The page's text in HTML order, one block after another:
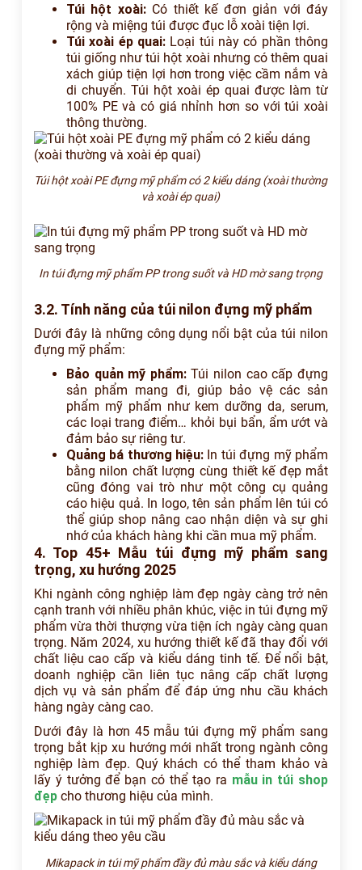
Túi hột xoài:Có thiết kế đơn giản với đáy
rộng và miệng túi được đục lỗ xoài tiện lợi.
Túi xoài ép quai:Loại túi này có phần thông
túi giống như túi hột xoài nhưng có thêm quai
xách giúp tiện lợi hơn trong việc cầm nắm và
di chuyển. Túi hột xoài ép quai được làm từ
100% PE và có giá nhỉnh hơn so với túi xoài
thông thường.
Túi hột xoài PE đựng mỹ phẩm có 2 kiểu dáng (xoài thường
và xoài ép quai)
In túi đựng mỹ phẩm PP trong suốt và HD mờ sang trọng
3.2. Tính năng của túi nilon đựng mỹ phẩm
Dưới đây là những công dụng nổi bật của túi nilon
đựng mỹ phẩm:
Bảo quản mỹ phẩm:Túi nilon cao cấp đựng
sản phẩm mang đi, giúp bảo vệ các sản
phẩm mỹ phẩm như kem dưỡng da, serum,
các loại trang điểm… khỏi bụi bẩn, ẩm ướt và
đảm bảo sự riêng tư.
Quảng bá thương hiệu: In túi đựng mỹ phẩm
bằng nilon chất lượng cùng thiết kế đẹp mắt
cũng đóng vai trò như một công cụ quảng
cáo hiệu quả. In logo, tên sản phẩm lên túi có
thể giúp shop nâng cao nhận diện và sự ghi
nhớ của khách hàng khi cần mua mỹ phẩm.
4. Top 45+ Mẫu túi đựng mỹ phẩm sang
trọng, xu hướng 2025
Khi ngành công nghiệp làm đẹp ngày càng trở nên
cạnh tranh với nhiều phân khúc, việc in túi đựng mỹ
phẩm vừa thời thượng vừa tiện ích ngày càng quan
trọng. Năm 2024, xu hướng thiết kế đã thay đổi với
chất liệu cao cấp và kiểu dáng tinh tế. Để nổi bật,
doanh nghiệp cần liên tục nâng cấp chất lượng
dịch vụ và sản phẩm để đáp ứng nhu cầu khách
hàng ngày càng cao.
Dưới đây là hơn 45 mẫu túi đựng mỹ phẩm sang
trọng bắt kịp xu hướng mới nhất trong ngành công
nghiệp làm đẹp. Quý khách có thể tham khảo và
lấy ý tưởng để bạn có thể tạo ra mẫu in túi shop
đẹpcho thương hiệu của mình.
Mikapack in túi mỹ phẩm đầy đủ màu sắc và kiểu dáng